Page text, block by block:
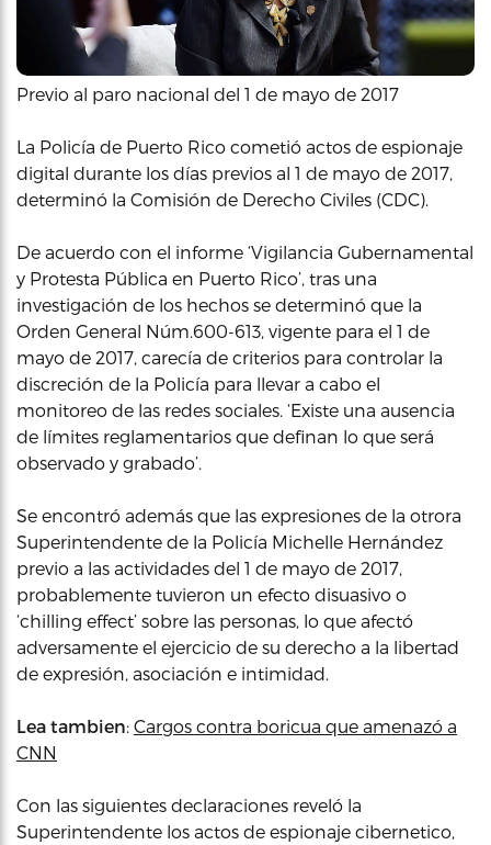
Previo al paro nacional del 1 de mayo de 2017
La Policía de Puerto Rico cometió actos de espionaje
digital durante los días previos al 1 de mayo de 2017,
determinó la Comisión de Derecho Civiles (CDC).
De acuerdo con el informe ‘Vigilancia Gubernamental
y Protesta Pública en Puerto Rico’, tras una
investigación de los hechos se determinó que la
Orden General Núm.600-613, vigente para el 1 de
mayo de 2017, carecía de criterios para controlar la
discreción de la Policía para llevar a cabo el
monitoreo de las redes sociales. ‘Existe una ausencia
de límites reglamentarios que definan lo que será
observado y grabado’.
Se encontró además que las expresiones de la otrora
Superintendente de la Policía Michelle Hernández
previo a las actividades del 1 de mayo de 2017,
probablemente tuvieron un efecto disuasivo o
‘chilling effect’ sobre las personas, lo que afectó
adversamente el ejercicio de su derecho a la libertad
de expresión, asociación e intimidad.
Lea tambien: Cargos contra boricua que amenazó a
CNN
Con las siguientes declaraciones reveló la
Superintendente los actos de espionaje cibernetico,